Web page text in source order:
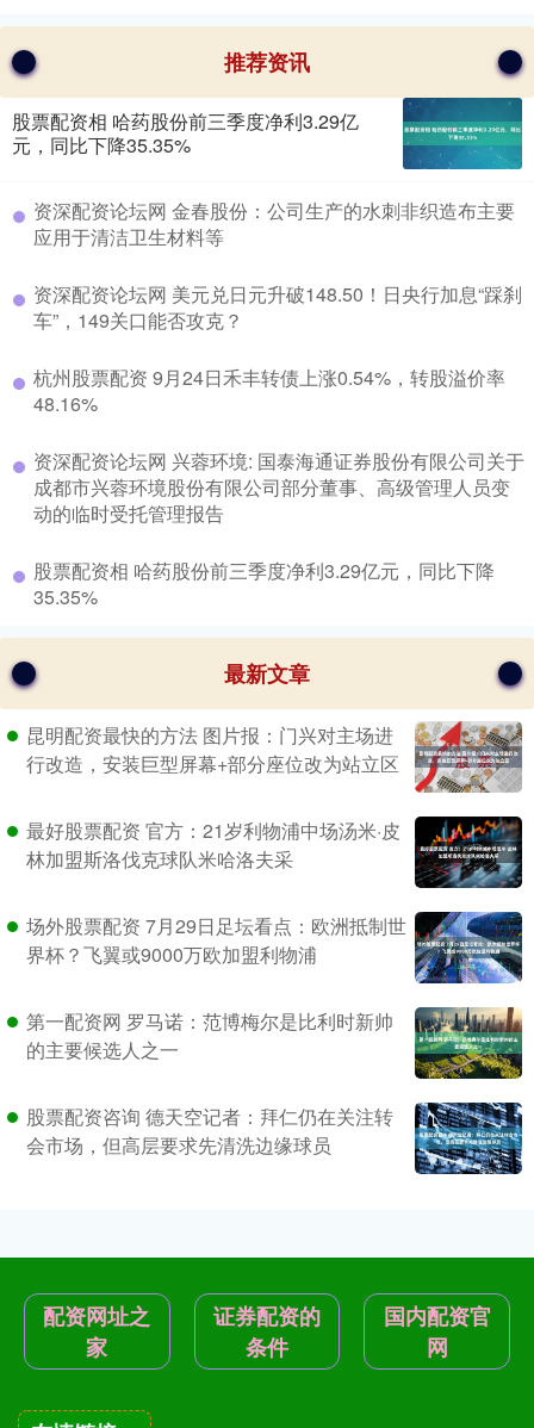
推荐资讯
股票配资相 哈药股份前三季度净利3.29亿
元，同比下降35.35%
​资深配资论坛网 金春股份：公司生产的水刺非织造布主要
应用于清洁卫生材料等
​资深配资论坛网 美元兑日元升破148.50！日央行加息“踩刹
车”，149关口能否攻克？
​杭州股票配资 9月24日禾丰转债上涨0.54%，转股溢价率
48.16%
​资深配资论坛网 兴蓉环境: 国泰海通证券股份有限公司关于
成都市兴蓉环境股份有限公司部分董事、高级管理人员变
动的临时受托管理报告
​股票配资相 哈药股份前三季度净利3.29亿元，同比下降
35.35%
最新文章
昆明配资最快的方法 图片报：门兴对主场进
行改造，安装巨型屏幕+部分座位改为站立区
最好股票配资 官方：21岁利物浦中场汤米·皮
林加盟斯洛伐克球队米哈洛夫采
场外股票配资 7月29日足坛看点：欧洲抵制世
界杯？飞翼或9000万欧加盟利物浦
第一配资网 罗马诺：范博梅尔是比利时新帅
的主要候选人之一
股票配资咨询 德天空记者：拜仁仍在关注转
会市场，但高层要求先清洗边缘球员
配资网址之
家
证券配资的
条件
国内配资官
网